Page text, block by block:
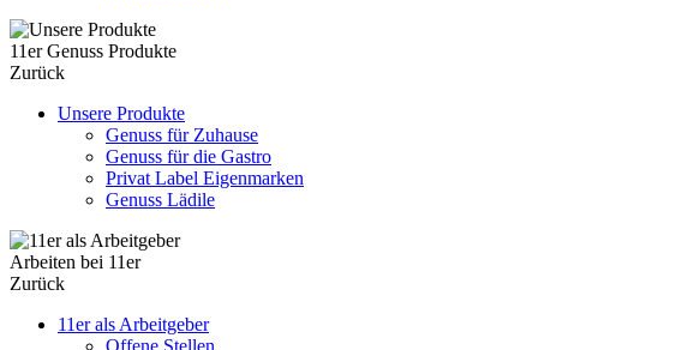
11er Genuss Produkte
Zurück
Unsere Produkte
Genuss für Zuhause
Genuss für die Gastro
Privat Label Eigenmarken
Genuss Lädile
Arbeiten bei 11er
Zurück
11er als Arbeitgeber
Offene Stellen